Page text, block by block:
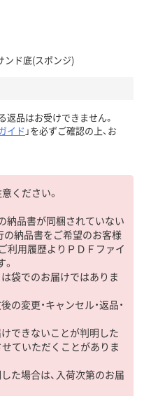
ンド底(スポンジ)
返品はお受けできません。
イド 」を必ずご確認の上、お
ください。
納品書が同梱されていない
の納品書をご希望のお客様
利用履歴よりＰＤＦファイ
袋でのお届けではありま
の変更・キャンセル・返品・
できないことが判明した
ていただくことがありま
た場合は、入荷次第のお届